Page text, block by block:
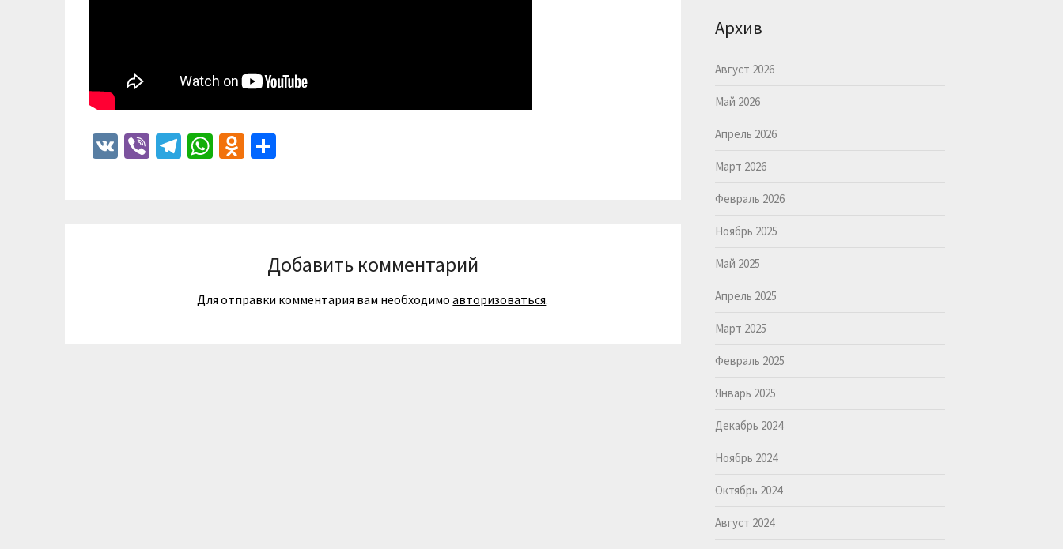
VK ViberTelegram
WhatsApp
Odnoklassniki
Добавить комментарий
Для отправки комментария вам необходимоавторизоваться.
Архив
Август 2026
Май 2026
Апрель 2026
Март 2026
Февраль 2026
Ноябрь 2025
Май 2025
Апрель 2025
Март 2025
Февраль 2025
Январь 2025
Декабрь 2024
Ноябрь 2024
Октябрь 2024
Август 2024